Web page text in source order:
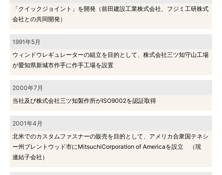
「クイックジョイント」を開発（前田建設工業株式会社、フジミ工研株式
会社との共同開発）
1991年5月
ウィンドウレギュレーターの組立を目的として、株式会社三ツ知守山工場
が愛知県新城市作手に作手工場を設置
2000年7月
当社及び株式会社三ツ知製作所がISO9002を認証取得
2001年4月
北米でのカスタムファスナーの販売を目的として、アメリカ合衆国テネシ
ー州ブレントウッド市にMitsuchiCorporation of Americaを設立 （現
連結子会社）